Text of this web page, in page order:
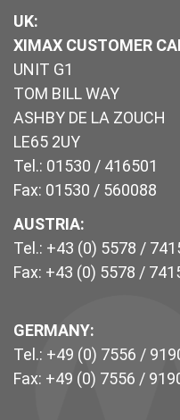
UK:
XIMAX CUSTOMER
UNIT G1
TOM BILL WAY
ASHBY DE LA ZOUCH
LE65 2UY
Tel.: 01530 / 416501
Fax: 01530 / 560088
AUSTRIA:
Tel.: +43 (0) 5578 /
Fax: +43 (0) 5578 /
GERMANY:
Tel.: +49 (0) 7556 /
Fax: +49 (0) 7556 /